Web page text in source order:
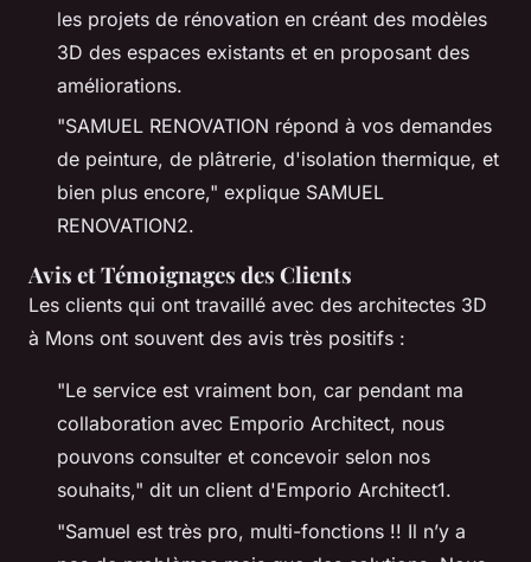
les projets de rénovation en créant des modèles
3D des espaces existants et en proposant des
améliorations.
"SAMUEL RENOVATION répond à vos demandes
de peinture, de plâtrerie, d'isolation thermique, et
bien plus encore," explique SAMUEL
RENOVATION2.
Avis et Témoignages des Clients
Les clients qui ont travaillé avec des architectes 3D
à Mons ont souvent des avis très positifs :
"Le service est vraiment bon, car pendant ma
collaboration avec Emporio Architect, nous
pouvons consulter et concevoir selon nos
souhaits," dit un client d'Emporio Architect1.
"Samuel est très pro, multi-fonctions !! Il n’y a